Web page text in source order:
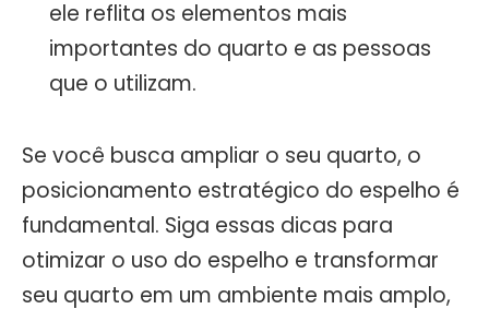
ele reflita os elementos mais
importantes do quarto e as pessoas
que o utilizam.
Se você busca ampliar o seu quarto, o
posicionamento estratégico do espelho é
fundamental. Siga essas dicas para
otimizar o uso do espelho e transformar
seu quarto em um ambiente mais amplo,